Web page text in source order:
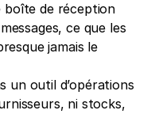
boîte de réception
ce que les
jamais le
un outil d’opérations
ni stocks,